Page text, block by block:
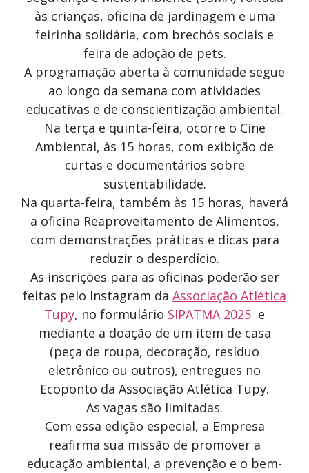
às crianças, oficina de jardinagem e uma
feirinha solidária, com brechós sociais e
feira de adoção de pets.
A programação aberta à comunidade segue
ao longo da semana com atividades
educativas e de conscientização ambiental.
Na terça e quinta-feira, ocorre o Cine
Ambiental, às 15 horas, com exibição de
curtas e documentários sobre
sustentabilidade.
Na quarta-feira, também às 15 horas, haverá
a oficina Reaproveitamento de Alimentos,
com demonstrações práticas e dicas para
reduzir o desperdício.
As inscrições para as oficinas poderão ser
feitas pelo Instagram da Associação Atlética
Tupy, no formulário SIPATMA 2025 e
mediante a doação de um item de casa
(peça de roupa, decoração, resíduo
eletrônico ou outros), entregues no
Ecoponto da Associação Atlética Tupy.
As vagas são limitadas.
Com essa edição especial, a Empresa
reafirma sua missão de promover a
educação ambiental, a prevenção e o bem-